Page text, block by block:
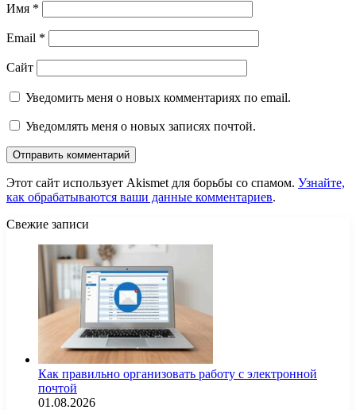
Имя *
Email *
Сайт
Уведомить меня о новых комментариях по email.
Уведомлять меня о новых записях почтой.
Этот сайт использует Akismet для борьбы со спамом. Узнайте,
как обрабатываются ваши данные комментариев.
Свежие записи
Как правильно организовать работу с электронной
почтой
01.08.2026